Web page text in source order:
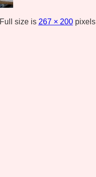
Full size is 267 × 200pixels